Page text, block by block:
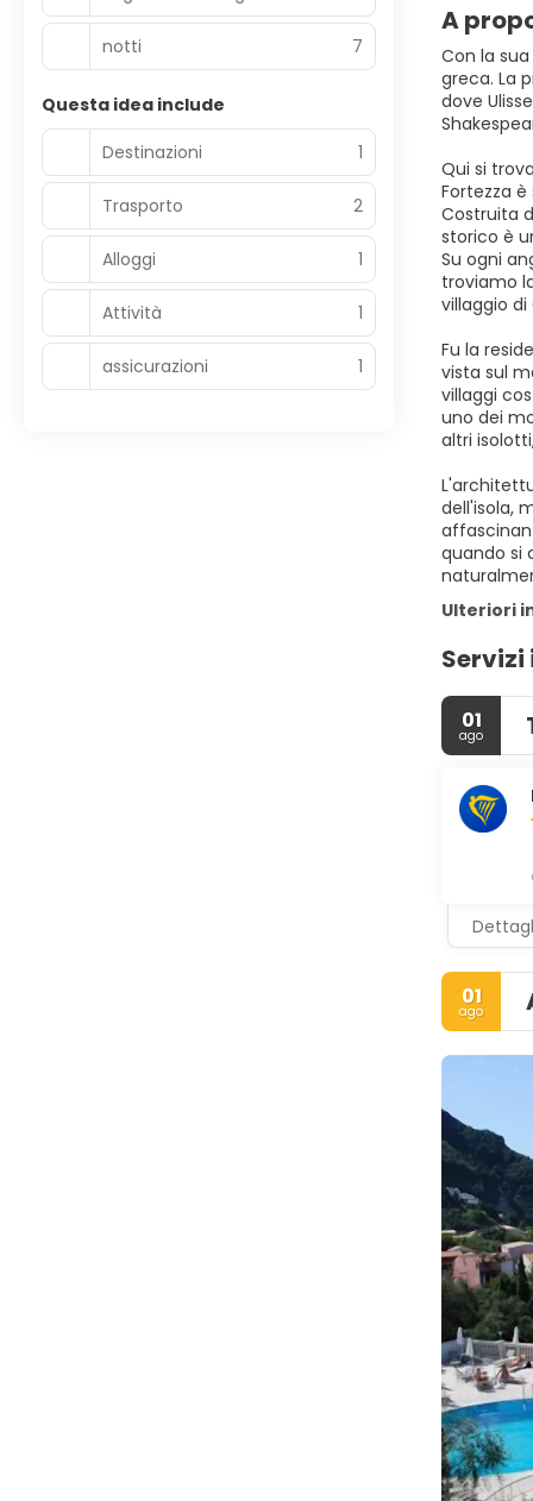
A
Con la
greca. La
dove
Qui si
Fortezza
Costruita
storico è
Su ogni
troviamo
villaggio
Fu la
vista sul
villaggi
uno dei
altri
dell'isola,
quando si
Ulteriori
Servizi
01
ago
01
ago
notti 7
Questa idea include
Destinazioni
1
Trasporto 2
Alloggi 1
Attività 1
assicurazioni 1